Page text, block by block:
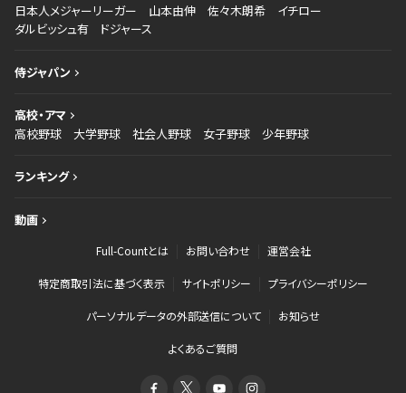
日本人メジャーリーガー
山本由伸 佐々木朗希
イチロー
ダルビッシュ有
ドジャース
侍ジャパン
高校・アマ
高校野球
大学野球 社会人野球 女子野球 少年野球
ランキング
動画
Full-Countとは お問い合わせ 運営会社
特定商取引法に基づく表示 サイトポリシー プライバシーポリシー
パーソナルデータの外部送信について お知らせ
よくあるご質問